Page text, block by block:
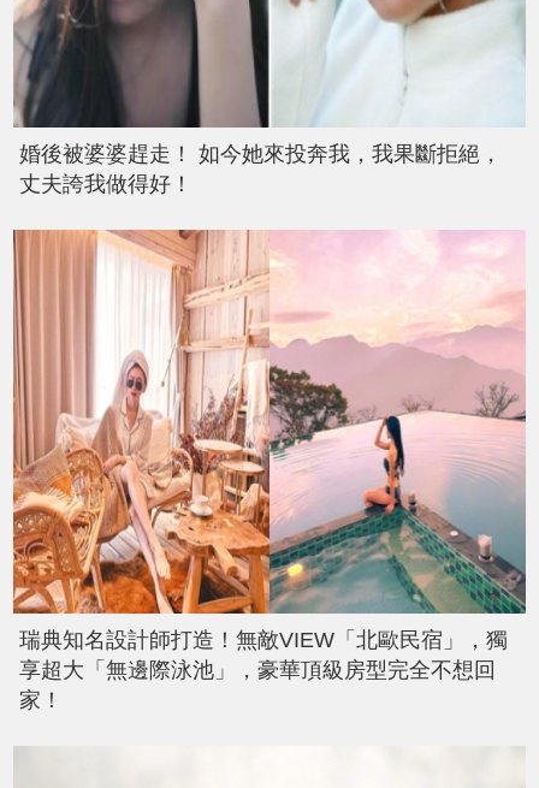
婚後被婆婆趕走！ 如今她來投奔我，我果斷拒絕，
丈夫誇我做得好！
瑞典知名設計師打造！無敵VIEW「北歐民宿」，獨
享超大「無邊際泳池」，豪華頂級房型完全不想回
家！